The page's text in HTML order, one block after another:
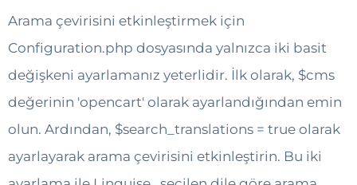
Arama çevirisini etkinleştirmek için
Configuration.php dosyasında yalnızca iki basit
değişkeni ayarlamanız yeterlidir. İlk olarak, $cms
değerinin 'opencart' olarak ayarlandığından emin
olun. Ardından, $search_translations = true olarak
ayarlayarak arama çevirisini etkinleştirin. Bu iki